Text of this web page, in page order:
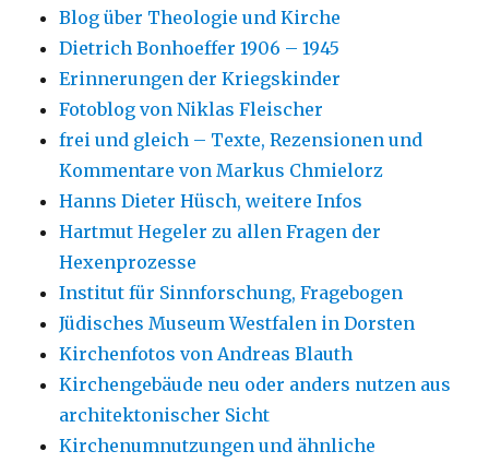
Blog über Theologie und Kirche
Dietrich Bonhoeffer 1906 – 1945
Erinnerungen der Kriegskinder
Fotoblog von Niklas Fleischer
frei und gleich – Texte, Rezensionen und
Kommentare von Markus Chmielorz
Hanns Dieter Hüsch, weitere Infos
Hartmut Hegeler zu allen Fragen der
Hexenprozesse
Institut für Sinnforschung, Fragebogen
Jüdisches Museum Westfalen in Dorsten
Kirchenfotos von Andreas Blauth
Kirchengebäude neu oder anders nutzen aus
architektonischer Sicht
Kirchenumnutzungen und ähnliche